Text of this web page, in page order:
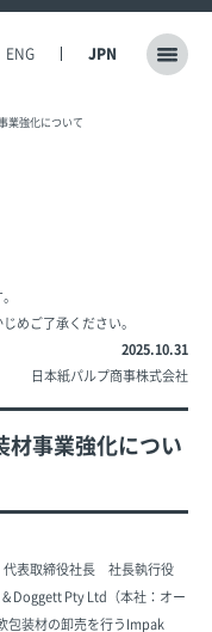
ENG JPN
業強化について
めご了承ください。
2025.10.31
日本紙パルプ商事株式会社
事業強化につい
代表取締役社長 社長執行役
Doggett Pty Ltd（本社：オー
包装材の卸売を行うImpak